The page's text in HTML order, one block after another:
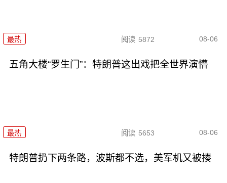
最热 阅读 5872 08-06
五角大楼“罗生门”：特朗普这出戏把全世界演懵
最热 阅读 5653 08-06
特朗普扔下两条路，波斯都不选，美军机又被揍